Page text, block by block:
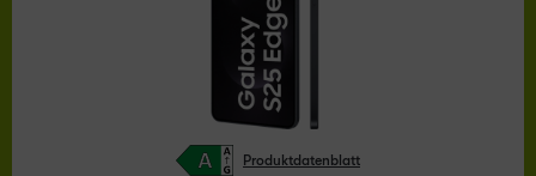
Produktdatenblatt